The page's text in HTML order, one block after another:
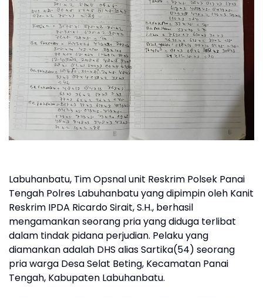
Labuhanbatu, Tim Opsnal unit Reskrim Polsek Panai
Tengah Polres Labuhanbatu yang dipimpin oleh Kanit
Reskrim IPDA Ricardo Sirait, S.H., berhasil
mengamankan seorang pria yang diduga terlibat
dalam tindak pidana perjudian. Pelaku yang
diamankan adalah DHS alias Sartika(54) seorang
pria warga Desa Selat Beting, Kecamatan Panai
Tengah, Kabupaten Labuhanbatu.